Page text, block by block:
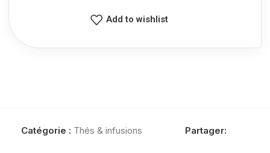
Add to wishlist
Catégorie : Thés & infusions Partager: